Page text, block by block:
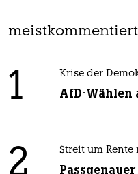
meistkommentiert
1 Krise der
AfD-Wählen
2 Streit um Rente